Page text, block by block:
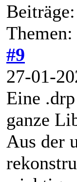
#9
27-01-
Eine
ganze
Aus der